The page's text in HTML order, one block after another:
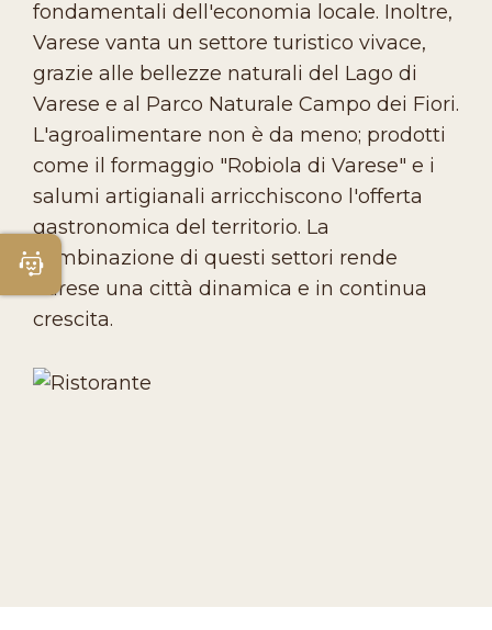
fondamentali dell'economia locale. Inoltre,
Varese vanta un settore turistico vivace,
grazie alle bellezze naturali del Lago di
Varese e al Parco Naturale Campo dei Fiori.
L'agroalimentare non è da meno; prodotti
come il formaggio "Robiola di Varese" e i
salumi artigianali arricchiscono l'offerta
gastronomica del territorio. La
combinazione di questi settori rende
Varese una città dinamica e in continua
crescita.
Apri Chatbot